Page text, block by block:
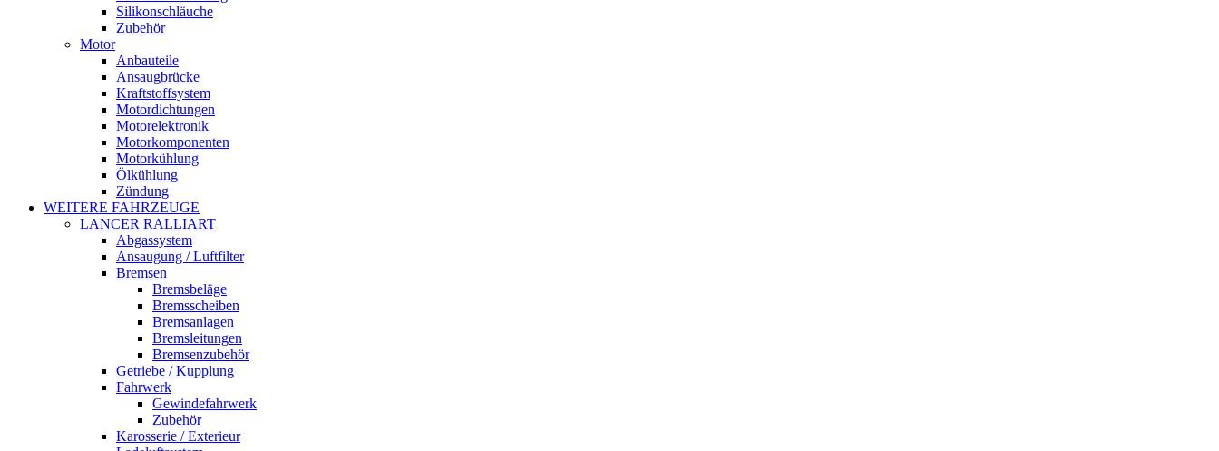
Silikonschläuche
Zubehör
Motor
Anbauteile
Ansaugbrücke
Kraftstoffsystem
Motordichtungen
Motorelektronik
Motorkomponenten
Motorkühlung
Ölkühlung
Zündung
WEITERE FAHRZEUGE
LANCER RALLIART
Abgassystem
Ansaugung / Luftfilter
Bremsen
Bremsbeläge
Bremsscheiben
Bremsanlagen
Bremsleitungen
Bremsenzubehör
Getriebe / Kupplung
Fahrwerk
Gewindefahrwerk
Zubehör
Karosserie / Exterieur